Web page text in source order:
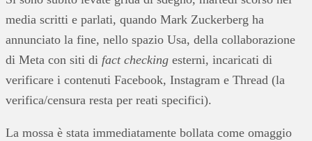
media scritti e parlati, quando Mark Zuckerberg ha
annunciato la fine, nello spazio Usa, della collaborazione
di Meta con siti di fact checking esterni, incaricati di
verificare i contenuti Facebook, Instagram e Thread (la
verifica/censura resta per reati specifici).
La mossa è stata immediatamente bollata come omaggio